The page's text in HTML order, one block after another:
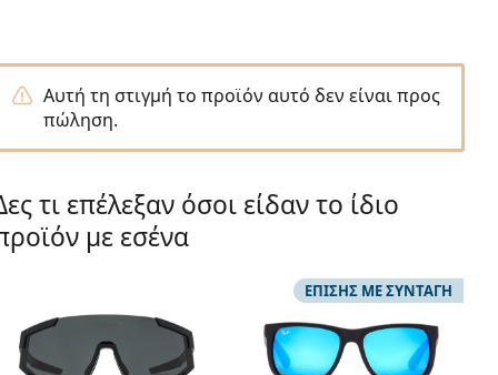
Αυτή τη στιγμή το προϊόν αυτό δεν είναι προς
πώληση.
τι επέλεξαν όσοι είδαν το ίδιο
με εσένα
ΕΠΊΣΗΣ ΜΕ ΣΥΝΤΑΓΉ